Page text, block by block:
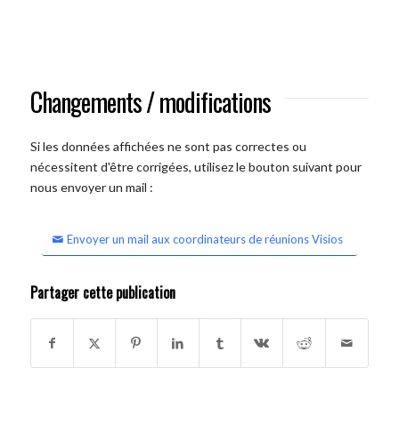
Changements / modifications
Si les données affichées ne sont pas correctes ou
nécessitent d'être corrigées, utilisez le bouton suivant pour
nous envoyer un mail :
Envoyer un mail aux coordinateurs de réunions Visios
Partager cette publication